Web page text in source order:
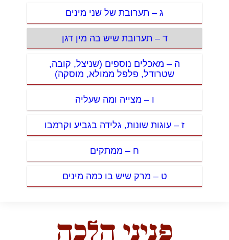
ג – תערובת של שני מינים
ד – תערובת שיש בה מין דגן
ה – מאכלים נוספים (שניצל, קובה,
שטרודל, פלפל ממולא, מוסקה)
ו – מצייה ומה שעליה
ז – עוגות שונות, גלידה בגביע וקרמבו
ח – ממתקים
ט – מרק שיש בו כמה מינים